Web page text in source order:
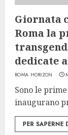
Giornata
Roma la
dedicate
ROMA HORIZON
Sono le
inaugurano
PER SAPERNE